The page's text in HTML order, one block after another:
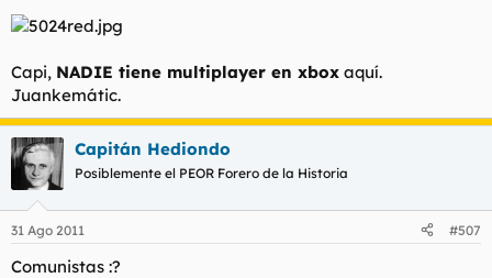
Capi, NADIE tiene multiplayer en xbox aquí.
Juankemátic.
Capitán Hediondo
Posiblemente el PEOR Forero de la Historia
31 Ago 2011 #507
Comunistas :?